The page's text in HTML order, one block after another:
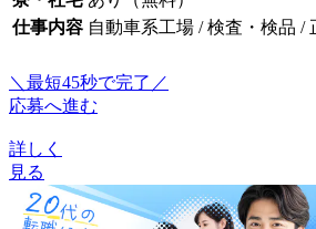
仕事内容 自動車系工場 / 検査・検品 /
＼最短45秒で完了／
応募へ進む
詳しく
見る